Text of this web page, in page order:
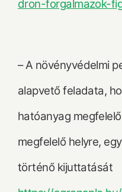
dron-forgalmazok-
– A növényvédelmi
alapvető feladata,
hatóanyag
megfelelő helyre,
történő kijuttatását